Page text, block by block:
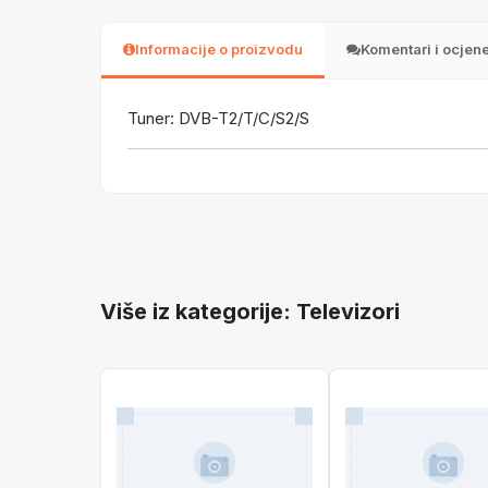
Informacije o proizvodu Komentari i
Tuner: DVB-T2/T/C/S2/S
Više iz kategorije: Televizori